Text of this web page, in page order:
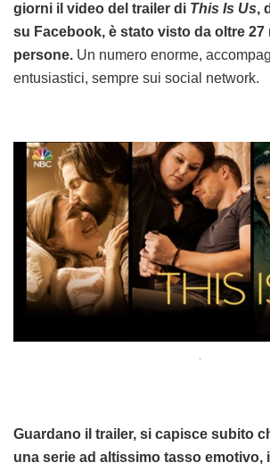
giorni il video del trailer di This Is Us,
su Facebook, è stato visto da oltre 27
persone. Un numero enorme,
entusiastici, sempre sui social network.
.
Guardano il trailer, si capisce subito
una serie ad altissimo tasso emotivo,